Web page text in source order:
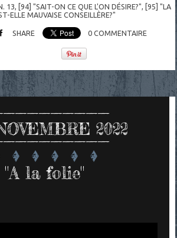
13, [94] "SAIT-ON CE QUE L'ON DÉSIRE?", [95] "LA
ELLE MAUVAISE CONSEILLÈRE?"
SHARE 0 COMMENTAIRE
2022
"A la folie"